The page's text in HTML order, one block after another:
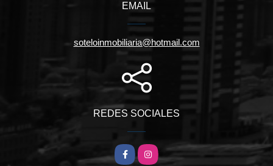
EMAIL
soteloinmobiliaria@hotmail.com
REDES SOCIALES
FacebookInstagram